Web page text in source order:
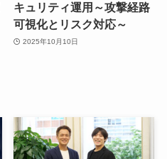
キュリティ運用～攻撃経路
可視化とリスク対応～
2025年10月10日